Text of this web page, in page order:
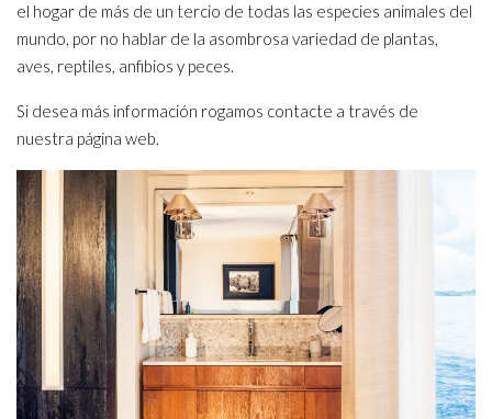
el hogar de más de un tercio de todas las especies animales del
mundo, por no hablar de la asombrosa variedad de plantas,
aves, reptiles, anfibios y peces.
Si desea más información rogamos contacte a través de
nuestra página web.